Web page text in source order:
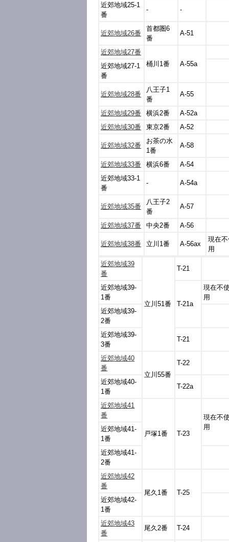
近郊地域25-1
番
- -
近郊地域26番
首都圏6
番
A-51
近郊地域27番
桶川1番
A-55a
近郊地域27-1
番
近郊地域28番
八王子1
番
A-55
近郊地域29番 横浜2番
A-52a
近郊地域30番
東京2番 A-52
近郊地域32番
お茶の水
1番
A-58
近郊地域33番 横浜6番
A-54
近郊地域33-1
番
- A-54a
近郊地域35番
八王子2
番
A-57
近郊地域37番 中央2番 A-56
近郊地域38番 立川1番 A-56ax
現在
用
近郊地域39
番
立川51番
T-21
近郊地域39-
1番
T-21a
現在不
用
近郊地域39-
2番
近郊地域39-
3番
T-21
近郊地域40
番
立川55番
T-22
近郊地域40-
1番
T-22a
近郊地域41
番
戸塚1番 T-23
現在不
用
近郊地域41-
1番
近郊地域41-
2番
近郊地域42
番
尾久1番
T-25
近郊地域42-
1番
近郊地域43
番
尾久2番 T-24